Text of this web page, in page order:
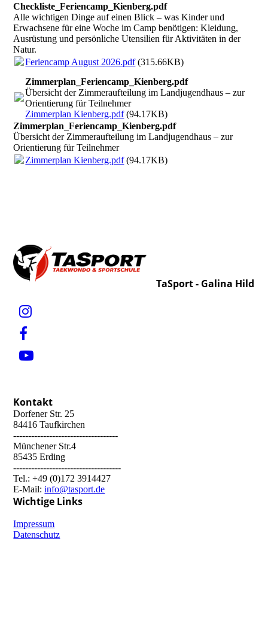
Checkliste_Feriencamp_Kienberg.pdf
Alle wichtigen Dinge auf einen Blick – was Kinder und
Erwachsene für eine Woche im Camp benötigen: Kleidung,
Ausrüstung und persönliche Utensilien für Aktivitäten in der
Natur.
Feriencamp August 2026.pdf(315.66KB)
Zimmerplan_Feriencamp_Kienberg.pdf
Übersicht der Zimmeraufteilung im Landjugendhaus – zur
Orientierung für Teilnehmer
Zimmerplan Kienberg.pdf(94.17KB)
Zimmerplan_Feriencamp_Kienberg.pdf
Übersicht der Zimmeraufteilung im Landjugendhaus – zur
Orientierung für Teilnehmer
Zimmerplan Kienberg.pdf(94.17KB)
TaSport - Galina Hild
Kontakt
Dorfener Str. 25
84416 Taufkirchen
-----------------------------------
Münchener Str.4
85435 Erding
------------------------------------
Tel.: +49 (0)172 3914427
E-Mail:info@tasport.de
Wichtige Links
Impressum
Datenschutz